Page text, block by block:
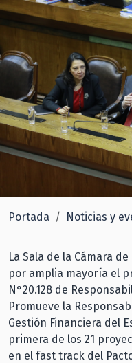
Portada Noticias y
La Sala de la Cámara
por amplia mayoría el
N°20.128 de
Promueve la
Gestión Financiera del
primera de los 21
en el fast track del